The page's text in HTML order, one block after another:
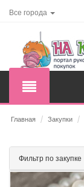
Все города
Главная / Закупки /
Фильтр по закупке